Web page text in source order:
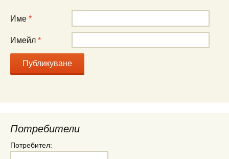
Име *
Имейл *
Потребители
Потребител: